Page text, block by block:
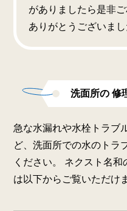
がありましたら是非ご
ありがとうございまし
洗面所の 修
急な水漏れや水栓トラブ
ど、洗面所での水のトラ
ください。 ネクスト名
は以下からご覧いただけ